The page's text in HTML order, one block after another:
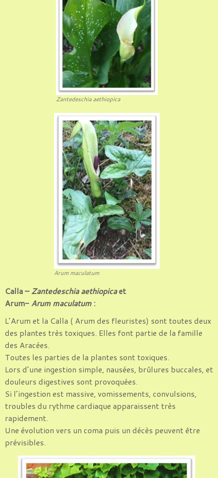
Zantedeschia aethiopica
Arum maculatum
Calla –Zantedeschia aethiopicaet
Arum- Arum maculatum :
L’Arum et la Calla ( Arum des fleuristes) sont toutes deux
des plantes très toxiques. Elles font partie de la famille
des Aracées.
Toutes les parties de la plantes sont toxiques.
Lors d’une ingestion simple, nausées, brûlures buccales, et
douleurs digestives sont provoquées.
Si l’ingestion est massive, vomissements, convulsions,
troubles du rythme cardiaque apparaissent très
rapidement.
Une évolution vers un coma puis un décès peuvent être
prévisibles.